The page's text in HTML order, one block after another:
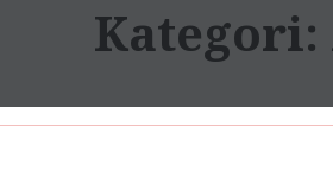
Kategori: